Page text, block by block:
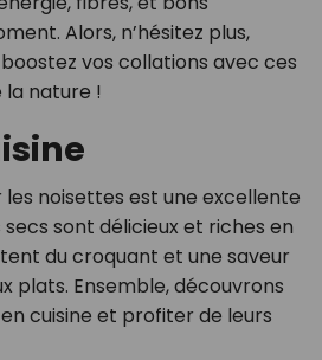
Alors, n’hésitez plus,
vos collations avec ces
nature !
noisettes est une excellente
sont délicieux et riches en
du croquant et une saveur
plats. Ensemble, découvrons
cuisine et profiter de leurs